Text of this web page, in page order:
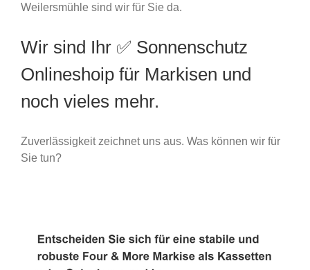
Weilersmühle sind wir für Sie da.
Wir sind Ihr ✅ Sonnenschutz
Onlineshoip für Markisen und
noch vieles mehr.
Zuverlässigkeit zeichnet uns aus. Was können wir für
Sie tun?